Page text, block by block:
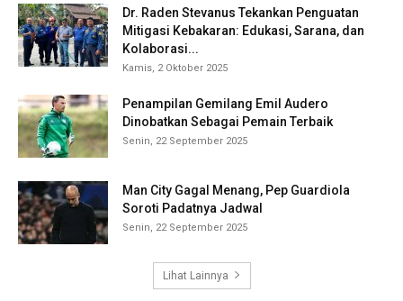
Dr. Raden Stevanus Tekankan Penguatan
Mitigasi Kebakaran: Edukasi, Sarana, dan
Kolaborasi...
Kamis, 2 Oktober 2025
Penampilan Gemilang Emil Audero
Dinobatkan Sebagai Pemain Terbaik
Senin, 22 September 2025
Man City Gagal Menang, Pep Guardiola
Soroti Padatnya Jadwal
Senin, 22 September 2025
Lihat Lainnya